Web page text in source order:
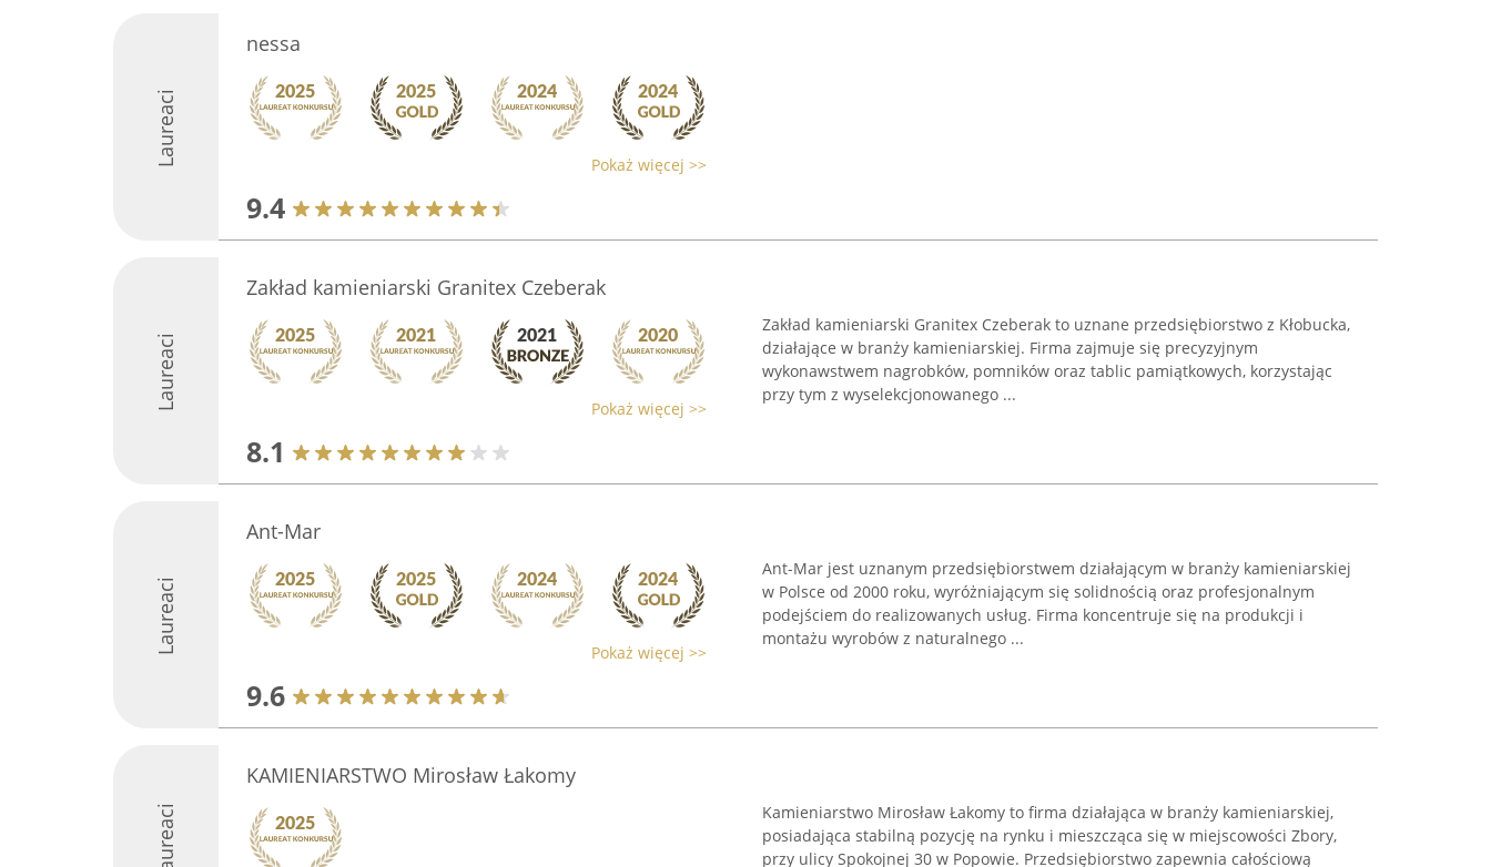
Laureaci
nessa
Pokaż więcej >>
9.4
Laureaci
Zakład kamieniarski Granitex Czeberak
Pokaż więcej >>
8.1
Zakład kamieniarski Granitex Czeberak to uznane przedsiębiorstwo z Kłobucka,
działające w branży kamieniarskiej. Firma zajmuje się precyzyjnym
wykonawstwem nagrobków, pomników oraz tablic pamiątkowych, korzystając
przy tym z wyselekcjonowanego ...
Laureaci
Ant-Mar
Pokaż więcej >>
9.6
Ant-Mar jest uznanym przedsiębiorstwem działającym w branży kamieniarskiej
w Polsce od 2000 roku, wyróżniającym się solidnością oraz profesjonalnym
podejściem do realizowanych usług. Firma koncentruje się na produkcji i
montażu wyrobów z naturalnego ...
Laureaci
KAMIENIARSTWO Mirosław Łakomy
Kamieniarstwo Mirosław Łakomy to firma działająca w branży kamieniarskiej,
posiadająca stabilną pozycję na rynku i mieszcząca się w miejscowości Zbory,
przy ulicy Spokojnej 30 w Popowie. Przedsiębiorstwo zapewnia całościową